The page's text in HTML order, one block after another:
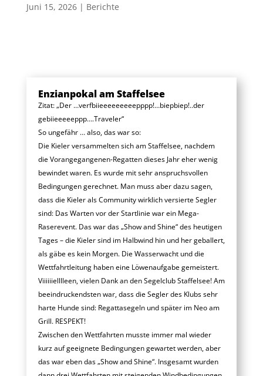
Juni 15, 2026 Berichte
Enzianpokal am Staffelsee
Zitat: „Der …verfbiieeeeeeeeepppp!…biepbiep!..der
gebiieeeeeppp….Traveler“
So ungefähr … also, das war so:
Die Kieler versammelten sich am Staffelsee, nachdem
die Vorangegangenen-Regatten dieses Jahr eher wenig
bewindet waren. Es wurde mit sehr anspruchsvollen
Bedingungen gerechnet. Man muss aber dazu sagen,
dass die Kieler als Community wirklich versierte Segler
sind: Das Warten vor der Startlinie war ein Mega-
Raserevent. Das war das „Show and Shine“ des heutigen
Tages – die Kieler sind im Halbwind hin und her geballert,
als gäbe es kein Morgen. Die Wasserwacht und die
Wettfahrtleitung haben eine Löwenaufgabe gemeistert.
Viiiiiielllleen, vielen Dank an den Segelclub Staffelsee! Am
beeindruckendsten war, dass die Segler des Klubs sehr
harte Hunde sind: Regattasegeln und später im Neo am
Grill. RESPEKT!
Zwischen den Wettfahrten musste immer mal wieder
kurz auf geeignete Bedingungen gewartet werden, aber
das war eben das „Show and Shine“. Insgesamt wurden